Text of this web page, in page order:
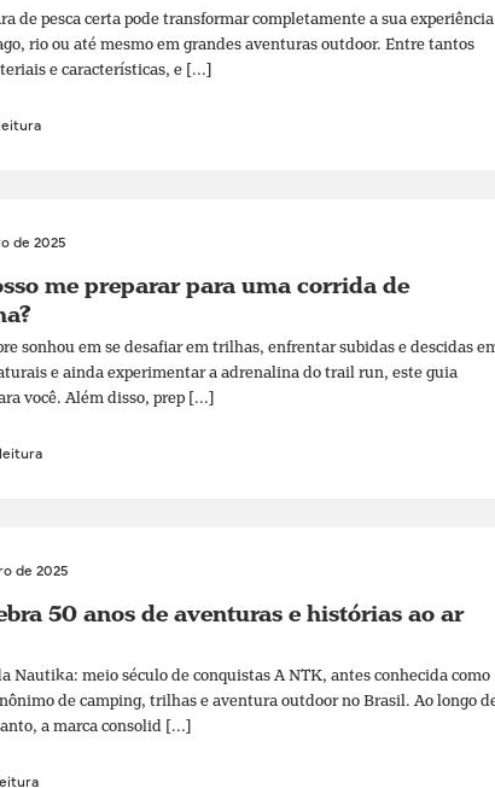
de pesca certa pode transformar completamente a sua experiência
rio ou até mesmo em grandes aventuras outdoor. Entre tantos
e características, e [...]
de 2025
me preparar para uma corrida de
sonhou em se desafiar em trilhas, enfrentar subidas e descidas
e ainda experimentar a adrenalina do trail run, este guia
você. Além disso, prep [...]
de 2025
50 anos de aventuras e histórias ao ar
Nautika: meio século de conquistas A NTK, antes conhecida como
de camping, trilhas e aventura outdoor no Brasil. Ao longo
a marca consolid [...]